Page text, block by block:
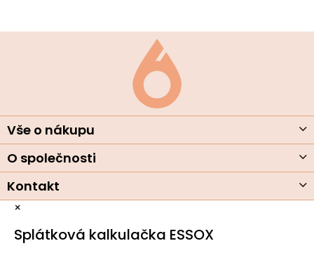
Z
i
eVše o nákupu
O společnosti
Kontakt
×
Splátková kalkulačka ESSOX